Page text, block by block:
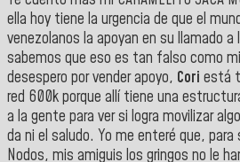
ella hoy tiene la urgencia de que el
venezolanos la apoyan en su llamado
sabemos que eso es tan falso como
desespero por vender apoyo, Cori está
red 600k porque allí tiene una
a la gente para ver si logra movilizar
da ni el saludo. Yo me enteré que,
Nodos, mis amiguis los gringos no le